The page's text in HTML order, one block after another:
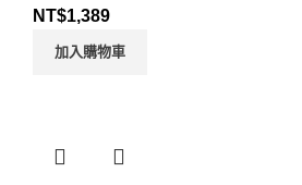
NT$1,389
加入購物車